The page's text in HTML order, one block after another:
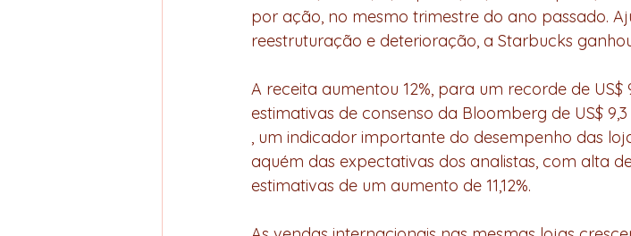
por ação, no mesmo trimestre do ano passado.
reestruturação e deterioração, a Starbucks
A receita aumentou 12%, para um recorde de US$
estimativas de consenso da Bloomberg de US$
, um indicador importante do desempenho das
aquém das expectativas dos analistas, com alta
estimativas de um aumento de 11,12%.